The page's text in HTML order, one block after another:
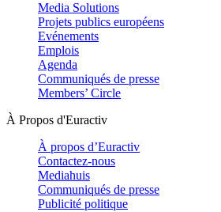
Media Solutions
Projets publics européens
Evénements
Emplois
Agenda
Communiqués de presse
Members’ Circle
À Propos d'Euractiv
À propos d’Euractiv
Contactez-nous
Mediahuis
Communiqués de presse
Publicité politique